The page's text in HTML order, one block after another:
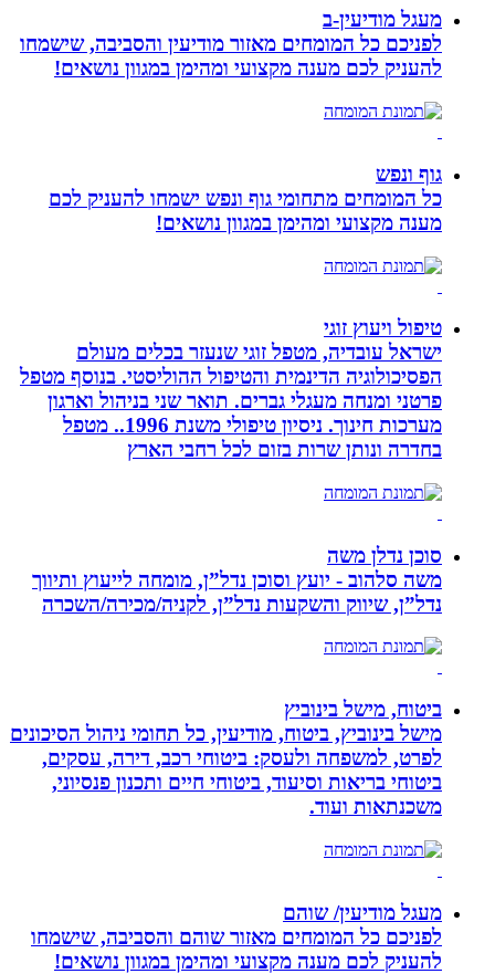
מעגל מודיעין-ב
לפניכם כל המומחים מאזור מודיעין והסביבה, שישמחו
להעניק לכם מענה מקצועי ומהימן במגוון נושאים!
גוף ונפש
כל המומחים מתחומי גוף ונפש ישמחו להעניק לכם
מענה מקצועי ומהימן במגוון נושאים!
טיפול ויעוץ זוגי
ישראל עובדיה, מטפל זוגי שנעזר בכלים מעולם
הפסיכולוגיה הדינמית והטיפול ההוליסטי. בנוסף מטפל
פרטני ומנחה מעגלי גברים. תואר שני בניהול וארגון
מערכות חינוך. ניסיון טיפולי משנת 1996.. מטפל
בחדרה ונותן שרות בזום לכל רחבי הארץ
סוכן נדלן משה
משה סלהוב - יועץ וסוכן נדל”ן, מומחה לייעוץ ותיווך
נדל”ן, שיווק והשקעות נדל”ן, לקניה/מכירה/השכרה
ביטוח, מישל בינוביץ
מישל בינוביץ, ביטוח, מודיעין, כל תחומי ניהול הסיכונים
לפרט, למשפחה ולעסק: ביטוחי רכב, דירה, עסקים,
ביטוחי בריאות וסיעוד, ביטוחי חיים ותכנון פנסיוני,
משכנתאות ועוד.
מעגל מודיעין/ שוהם
לפניכם כל המומחים מאזור שוהם והסביבה, שישמחו
להעניק לכם מענה מקצועי ומהימן במגוון נושאים!